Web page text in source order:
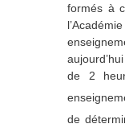
formés à
de 2
de